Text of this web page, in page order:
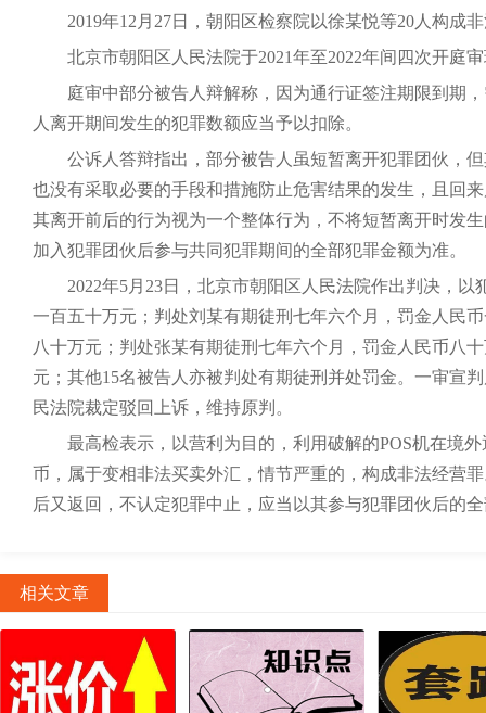
2019年12月27日，朝阳区检察院以徐某悦等20人构成
北京市朝阳区人民法院于2021年至2022年间四次开庭
庭审中部分被告人辩解称，因为通行证签注期限到期
人离开期间发生的犯罪数额应当予以扣除。
公诉人答辩指出，部分被告人虽短暂离开犯罪团伙，
也没有采取必要的手段和措施防止危害结果的发生，且回
其离开前后的行为视为一个整体行为，不将短暂离开时发
加入犯罪团伙后参与共同犯罪期间的全部犯罪金额为准。
2022年5月23日，北京市朝阳区人民法院作出判决，
一百五十万元；判处刘某有期徒刑七年六个月，罚金人民
八十万元；判处张某有期徒刑七年六个月，罚金人民币八
元；其他15名被告人亦被判处有期徒刑并处罚金。一审宣
民法院裁定驳回上诉，维持原判。
最高检表示，以营利为目的，利用破解的POS机在境
币，属于变相非法买卖外汇，情节严重的，构成非法经营
后又返回，不认定犯罪中止，应当以其参与犯罪团伙后的
相关文章